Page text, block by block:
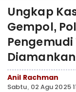
Ungkap
Gempol,
Diamankan
Anil Rachman
Sabtu, 02 Agu 2025